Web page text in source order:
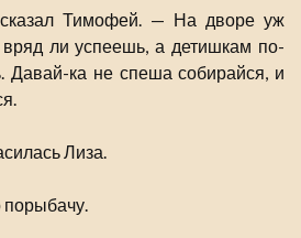
Тимофей. — На дворе уж
вряд ли успеешь, а детишкам по-
Давай-ка не спеша собирайся, и
Лиза.
порыбачу.